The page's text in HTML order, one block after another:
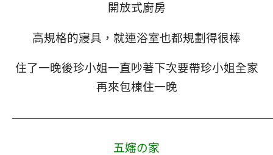
開放式廚房
高規格的寢具，就連浴室也都規劃得很棒
住了一晚後珍小姐一直吵著下次要帶珍小姐全家
再來包棟住一晚
五嬸の家